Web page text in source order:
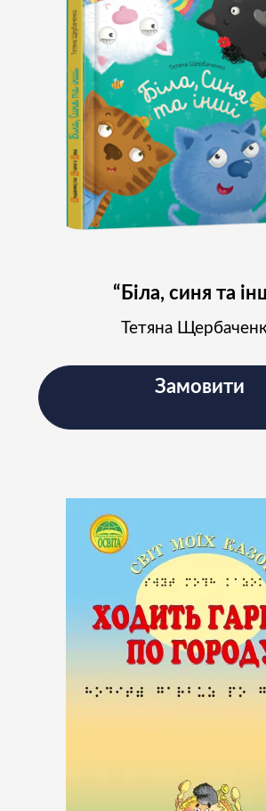
“Біла, синя та
Тетяна
Замовити